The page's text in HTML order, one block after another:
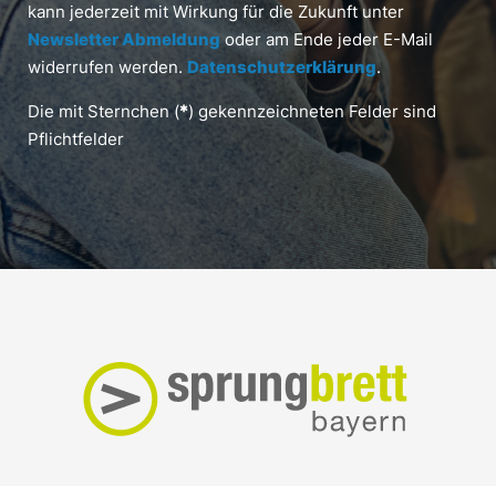
kann jederzeit mit Wirkung für die Zukunft unter
Newsletter Abmeldung oder am Ende jeder E-Mail
widerrufen werden. Datenschutzerklärung.
Die mit Sternchen (*) gekennzeichneten Felder sind
Pflichtfelder